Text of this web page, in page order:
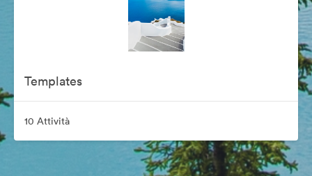
Templates
10 Attività